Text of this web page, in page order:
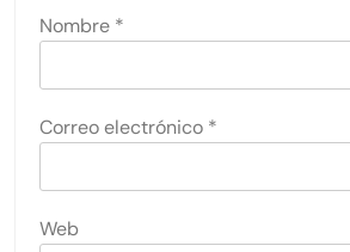
Nombre *
Correo electrónico *
Web